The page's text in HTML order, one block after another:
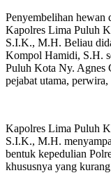
Penyembelihan hewan
Kapolres Lima Puluh
S.I.K., M.H. Beliau
Kompol Hamidi, S.H.
Puluh Kota Ny. Agnes
pejabat utama,
Kapolres Lima Puluh
S.I.K., M.H.
bentuk kepedulian
khususnya yang